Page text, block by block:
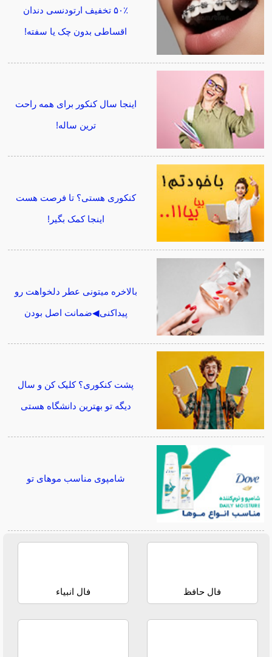
۵۰٪ تخفیف ارتودنسی دندان
اقساطی بدون چک یا سفته!
اینجا سال کنکور برای همه راحت
ترین ساله!
کنکوری هستی؟ تا فرصت هست
اینجا کمک بگیر!
بالاخره میتونی عطر دلخواهت رو
پیداکنی◀ضمانت اصل بودن
پشت کنکوری؟ کلیک کن و سال
دیگه تو بهترین دانشگاه هستی
شامپوی مناسب موهای تو
فال حافظ فال انبیاء